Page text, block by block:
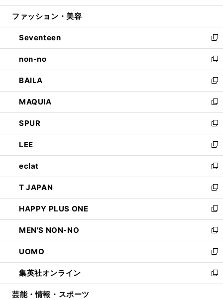
開
ウ
開
く
ン
ウ
で
開
く
ウ
ン
ド
ウ
で
開
く
ファッション・美容
Seventeen
新
し
い
ウ
ィ
ン
ド
ウ
で
開
く
non-no
新
し
い
ウ
ィ
ン
ド
ウ
で
開
く
BAILA
新
し
い
ウ
ィ
ン
ド
ウ
で
開
く
MAQUIA
新
し
い
ウ
ィ
ン
ド
ウ
で
開
く
SPUR
新
し
い
ウ
ィ
ン
ド
ウ
で
開
く
LEE
新
し
い
ウ
ィ
ン
ド
ウ
で
開
く
eclat
新
し
い
ウ
ィ
ン
ド
ウ
で
開
く
T JAPAN
新
し
い
ウ
ィ
ン
ド
ウ
で
開
HAPPY PLUS ONE
新
し
い
ウ
ィ
ン
ド
ウ
MEN'S NON-NO
新
し
い
ウ
ィ
ン
UOMO
新
し
い
ウ
集英社オンライン
新
し
芸能・情報・スポーツ